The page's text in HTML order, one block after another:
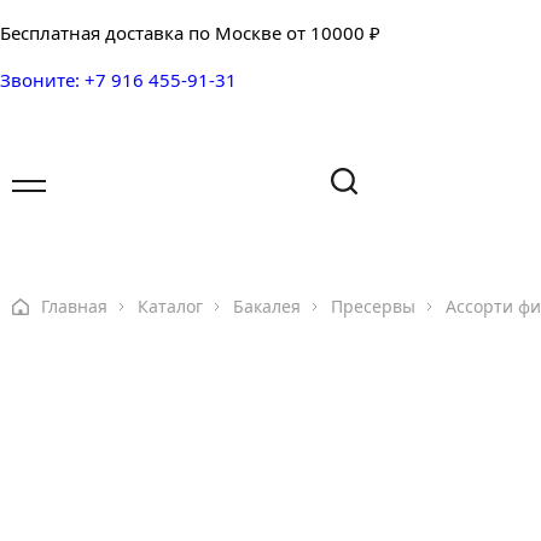
Бесплатная доставка по Москве от 10000 ₽
Звоните: +7 916 455-91-31
Главная Каталог Бакалея Пресервы
Ассорти
Ваш вопрос